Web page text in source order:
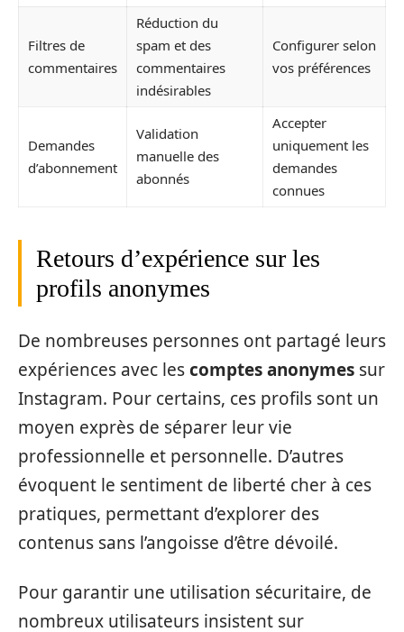
Filtres de
commentaires
Réduction du
spam et des
commentaires
indésirables
Configurer selon
vos préférences
Demandes
d’abonnement
Validation
manuelle des
abonnés
Accepter
uniquement les
demandes
connues
Retours d’expérience sur les
profils anonymes
De nombreuses personnes ont partagé leurs
expériences avec lescomptes anonymes sur
Instagram. Pour certains, ces profils sont un
moyen exprès de séparer leur vie
professionnelle et personnelle. D’autres
évoquent le sentiment de liberté cher à ces
pratiques, permettant d’explorer des
contenus sans l’angoisse d’être dévoilé.
Pour garantir une utilisation sécuritaire, de
nombreux utilisateurs insistent sur